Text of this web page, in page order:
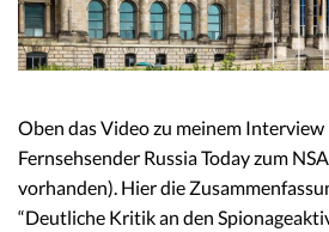
Oben das Video zu meinem
Fernsehsender Russia Today zum
vorhanden). Hier die
“Deutliche Kritik an den